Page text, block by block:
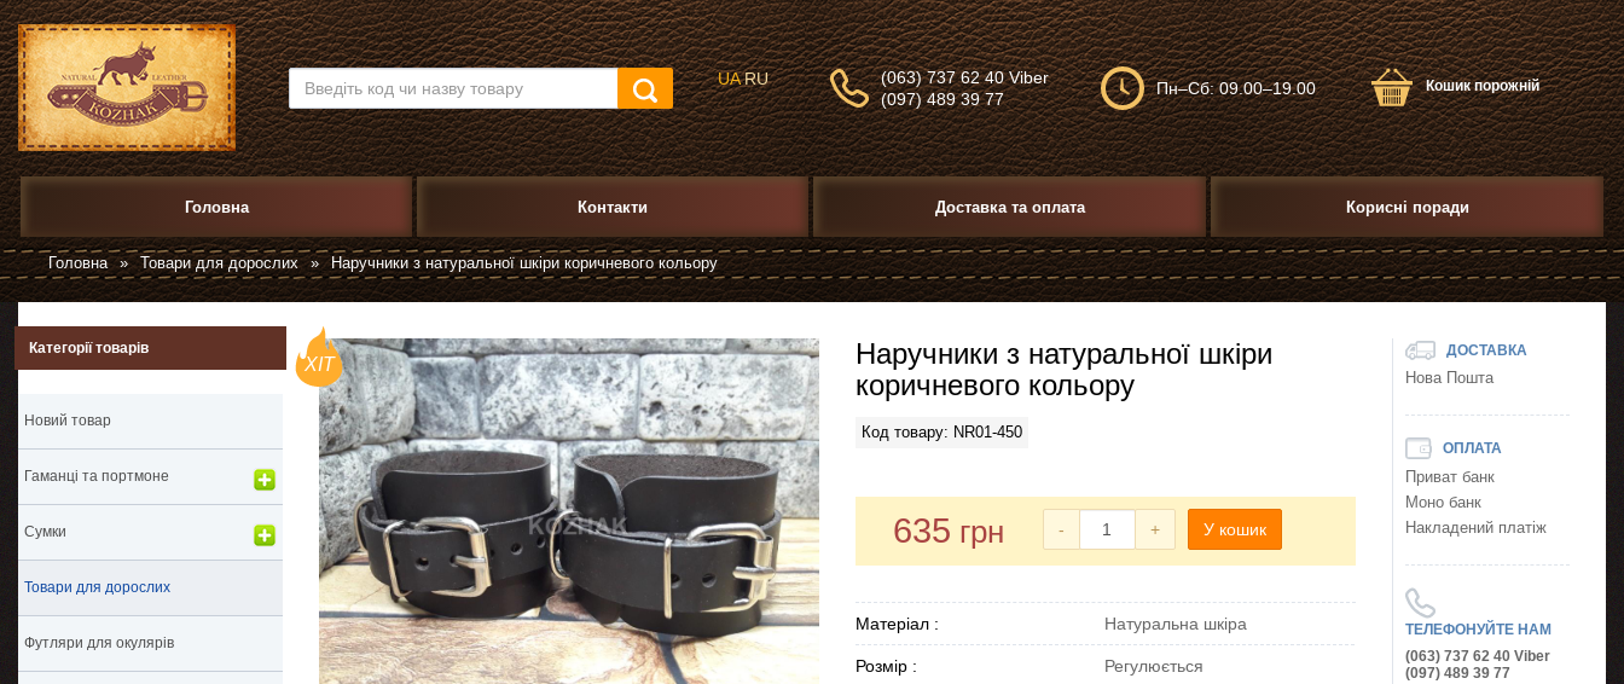
(063) 737 62 40 Viber
(097) 489 39 77
Пн–Сб: 09.00–19.00 Кошик порожній
UA RU
Головна Контакти Доставка та оплата Корисні поради
Головна » Товари для дорослих » Наручники з натуральної шкіри коричневого кольору
Категорії товарів
Новий товар
Гаманці та портмоне
Сумки
Товари для дорослих
Футляри для окулярів
ХІТ
Наручники з натуральної шкіри
коричневого кольору
Код товару: NR01-450
635 грн - + У кошик
Матеріал : Натуральна шкіра
Розмір : Регулюється
ДОСТАВКА
Нова Пошта
ОПЛАТА
Приват банк
Моно банк
Накладений платіж
ТЕЛЕФОНУЙТЕ НАМ
(063) 737 62 40 Viber
(097) 489 39 77